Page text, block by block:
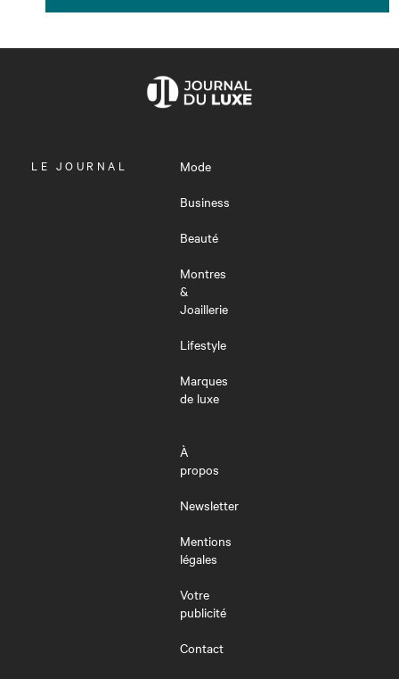
OUVRIR
LE JOURNAL
Mode
Business
Beauté
Montres
&
Joaillerie
Lifestyle
Marques
de luxe
À
propos
Newsletter
Mentions
légales
Votre
publicité
Contact